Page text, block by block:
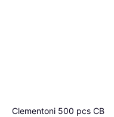
Clementoni 500 pcs CB